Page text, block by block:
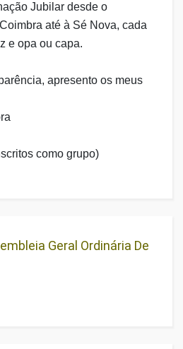
Jubilar desde o
até à Sé Nova, cada
e opa ou capa.
apresento os meus
como grupo)
Geral Ordinária De